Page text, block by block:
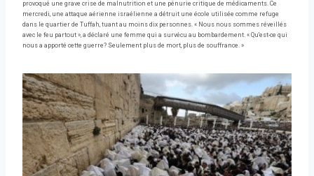
provoqué une grave crise de malnutrition et une pénurie critique de médicaments. Ce
mercredi, une attaque aérienne israélienne a détruit une école utilisée comme refuge
dans le quartier de Tuffah, tuant au moins dix personnes. « Nous nous sommes réveillés
avec le feu partout », a déclaré une femme qui a survécu au bombardement. « Qu'est-ce qui
nous a apporté cette guerre? Seulement plus de mort, plus de souffrance. »